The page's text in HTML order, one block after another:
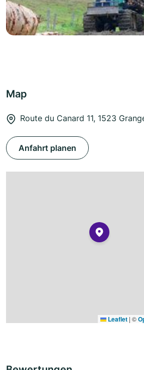
Map
Route du Canard 11, 1523
Anfahrt planen
Leaflet | ©